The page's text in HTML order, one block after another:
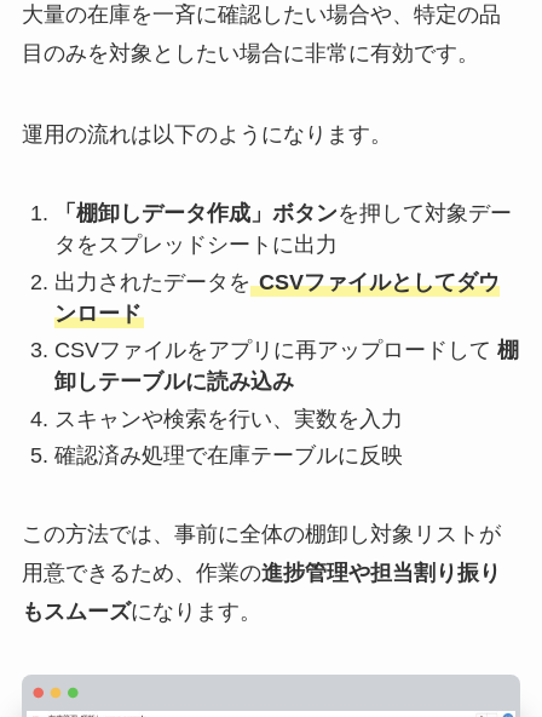
大量の在庫を一斉に確認したい場合や、特定の品
目のみを対象としたい場合に非常に有効です。
運用の流れは以下のようになります。
「棚卸しデータ作成」ボタンを押して対象デー
タをスプレッドシートに出力
出力されたデータを CSVファイルとしてダウ
ンロード
CSVファイルをアプリに再アップロードして 棚
卸しテーブルに読み込み
スキャンや検索を行い、実数を入力
確認済み処理で在庫テーブルに反映
この方法では、事前に全体の棚卸し対象リストが
用意できるため、作業の進捗管理や担当割り振り
もスムーズになります。